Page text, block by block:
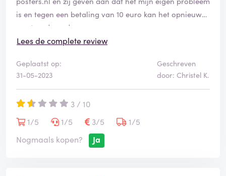
is en tegen een betaling van 10 euro kan het opnieuw
verstuurd worden.
die mail niet gehad. Ook niet in SPAM. En via Post NL
had ik het ook niet kunnen inzien. Want daar geeft hij
aan bezorg moment nog niet bekend. Dus hoe had ik
dit kunnen weten? Voorkomen? Niet. Maar toch moet ik
dan 10 euro extra betalen? Dat vind ik uiterst klant
Lees de complete review
Geplaatst op:
31-05-2023
Geschreven
door: Christel K.
3 / 10
1/5
1/5 3/5
1/5
Nogmaals kopen?
Ja